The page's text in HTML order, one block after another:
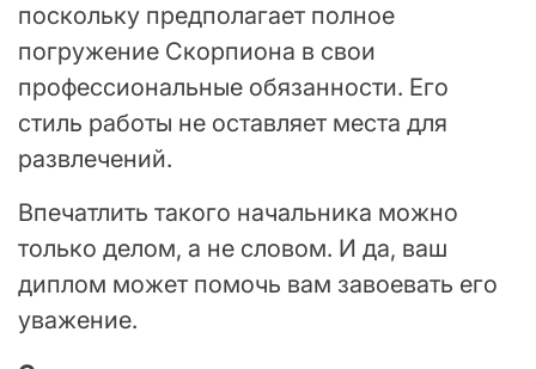
поскольку предполагает полное
погружение Скорпиона в свои
профессиональные обязанности. Его
стиль работы не оставляет места для
развлечений.
Впечатлить такого начальника можно
только делом, а не словом. И да, ваш
диплом может помочь вам завоевать его
уважение.